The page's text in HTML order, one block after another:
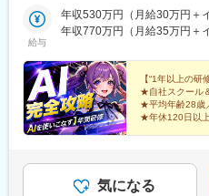
駅、武蔵小杉駅、中野駅(東
五反田駅、中目黒駅、泉岳寺
駅、四ツ谷駅、あざみ野駅、
大和駅(神奈川県)、菊名駅、
駅、中央林間駅、センター南
千葉駅、新松戸駅、浦安駅(千
成津田沼駅、新浦安駅、新鎌
南流山駅、本八幡駅(都営線)
県)、東梅田駅、阿倍野駅(阪
阪府)、南方駅(大阪府)、上小
ビル9F【東京西新宿オフィス
新宿水間ビル6F【横浜オフ
丁目1番地1 トーカン札幌第
宮城県仙台市青葉区本町1-5-
6F【名古屋オフィス】愛知県
3F【大阪オフィス】大阪府大
SOHOビル7F【福岡オフィス
秋葉原駅、目黒駅、蒲田駅、
瀬駅、大手町駅(東京都)、中
駅、長津田駅、新横浜駅、登
市駅、川越駅、浦和駅、朝霞
駅、北朝霞駅、久喜駅、西船
駅、津田沼駅、本八幡駅(総武
駅、舞浜駅、仙台駅、泉中央
条駅、北３４条駅、元町駅(
琴似駅(函館本線)、学園前駅(
給与
年収530万円（月給30万円＋
年収770万円（月給35万円＋
【“1年以上の研
★自社スクール
★平均年齢28歳
★年休120日以
一生モノのスキ
気になる